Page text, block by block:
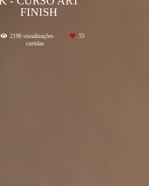
FINISH
2196 visualizações
55
curtidas